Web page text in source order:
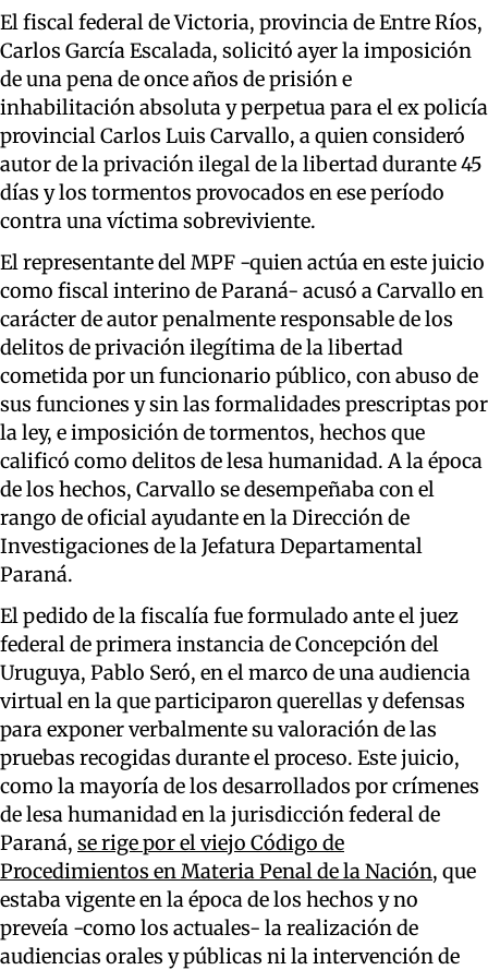
El fiscal federal de Victoria, provincia de Entre Ríos,
Carlos García Escalada, solicitó ayer la imposición
de una pena de once años de prisión e
inhabilitación absoluta y perpetua para el ex policía
provincial Carlos Luis Carvallo, a quien consideró
autor de la privación ilegal de la libertad durante 45
días y los tormentos provocados en ese período
contra una víctima sobreviviente.
El representante del MPF -quien actúa en este juicio
como fiscal interino de Paraná- acusó a Carvallo en
carácter de autor penalmente responsable de los
delitos de privación ilegítima de la libertad
cometida por un funcionario público, con abuso de
sus funciones y sin las formalidades prescriptas por
la ley, e imposición de tormentos, hechos que
calificó como delitos de lesa humanidad. A la época
de los hechos, Carvallo se desempeñaba con el
rango de oficial ayudante en la Dirección de
Investigaciones de la Jefatura Departamental
Paraná.
El pedido de la fiscalía fue formulado ante el juez
federal de primera instancia de Concepción del
Uruguya, Pablo Seró, en el marco de una audiencia
virtual en la que participaron querellas y defensas
para exponer verbalmente su valoración de las
pruebas recogidas durante el proceso. Este juicio,
como la mayoría de los desarrollados por crímenes
de lesa humanidad en la jurisdicción federal de
Paraná, se rige por el viejo Código de
Procedimientos en Materia Penal de la Nación, que
estaba vigente en la época de los hechos y no
preveía -como los actuales- la realización de
audiencias orales y públicas ni la intervención de